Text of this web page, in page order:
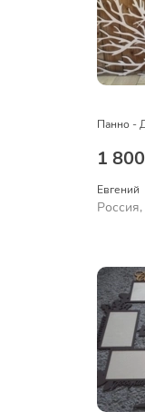
Панно -
1
Евгений